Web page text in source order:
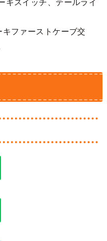
キスイッチ、テールライ
ファーストケーブ交